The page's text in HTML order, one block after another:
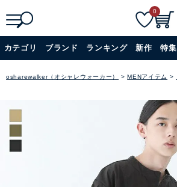
詳細検索
0
カテゴリ ブランド ランキング 新作 特集
osharewalker（オシャレウォーカー） MENアイテム